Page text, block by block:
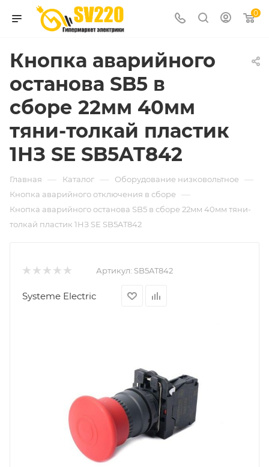
0
Кнопка аварийного
останова SB5 в
сборе 22мм 40мм
тяни-толкай пластик
1НЗ SE SB5AT842
Главная — Каталог — Оборудование низковольтное —
Кнопка аварийного отключения в сборе —
Кнопка аварийного останова SB5 в сборе 22мм 40мм тяни-
толкай пластик 1НЗ SE SB5AT842
Артикул: SB5AT842
Systeme Electric